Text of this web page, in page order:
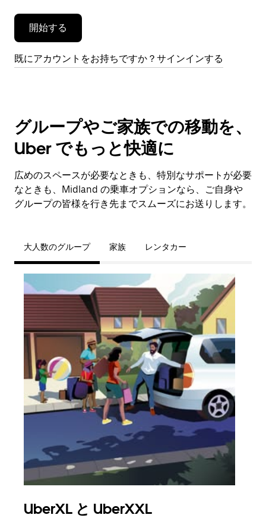
開始する
既にアカウントをお持ちですか？サインインする
グループやご家族での移動を、
Uber でもっと快適に
広めのスペースが必要なときも、特別なサポートが必要
なときも、Midland の乗車オプションなら、ご自身や
グループの皆様を行き先までスムーズにお送りします。
大人数のグループ 家族 レンタカー
UberXL と UberXXL